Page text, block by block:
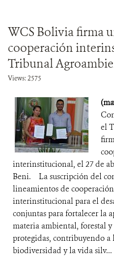
WCS Bolivia firma
cooperación
Tribunal
Views: 2575
el
interinstitucional, el 27 de
Beni. La suscripción del
lineamientos de
interinstitucional para el
conjuntas para fortalecer la
materia ambiental, forestal y
protegidas, contribuyendo a
biodiversidad y la vida silv...